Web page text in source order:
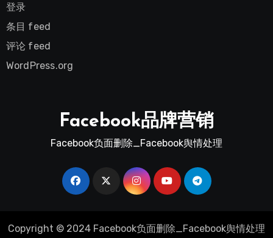
登录
条目 feed
评论 feed
WordPress.org
Facebook品牌营销
Facebook负面删除_Facebook舆情处理
Copyright © 2024 Facebook负面删除_Facebook舆情处理